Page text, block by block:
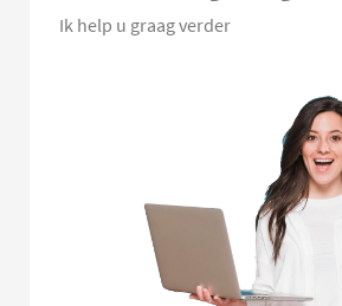
Ik help u graag verder